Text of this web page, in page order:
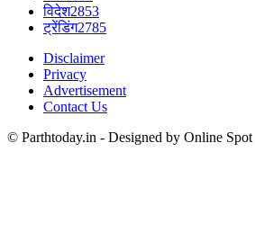
विदेश2853
ट्रेंडिंग2785
Disclaimer
Privacy
Advertisement
Contact Us
© Parthtoday.in - Designed by Online Spot